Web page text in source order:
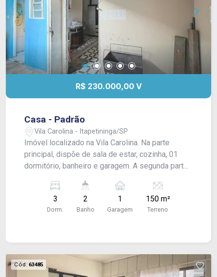
R$ 230.000,00 V
Casa - Padrão
Vila Carolina - Itapetininga/SP
Imóvel localizado na Vila Carolina. Na parte
principal, dispõe de sala de estar, cozinha, 01
dormitório, banheiro e garagem. A segunda parte
externa, possui lavanderia, banheiro social e 01
dormitório adicional. Acabamento em telha
Eternit, piso frio e laje.
3
Dorm.
2
Banho
1
Garagem
150 m²
Terreno
Cód. 63485